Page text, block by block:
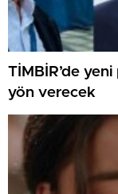
TİMBİR’de
yön verecek